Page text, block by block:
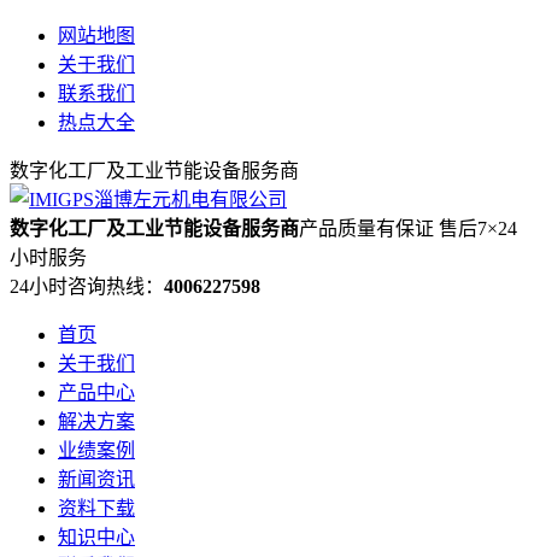
网站地图
关于我们
联系我们
热点大全
数字化工厂及工业节能设备服务商
数字化工厂及工业节能设备服务商产品质量有保证 售后7×24
小时服务
24小时咨询热线： 4006227598
首页
关于我们
产品中心
解决方案
业绩案例
新闻资讯
资料下载
知识中心